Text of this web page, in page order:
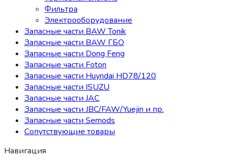
Фильтра
Электрооборудование
Запасные части BAW Tonik
Запасные части BAW ГБО
Запасные части Dong Feng
Запасные части Foton
Запасные части Huyndai HD78/120
Запасные части ISUZU
Запасные части JAC
Запасные части JBC/FAW/Yuejin и пр.
Запасные части Semods
Сопутствующие товары
Навигация